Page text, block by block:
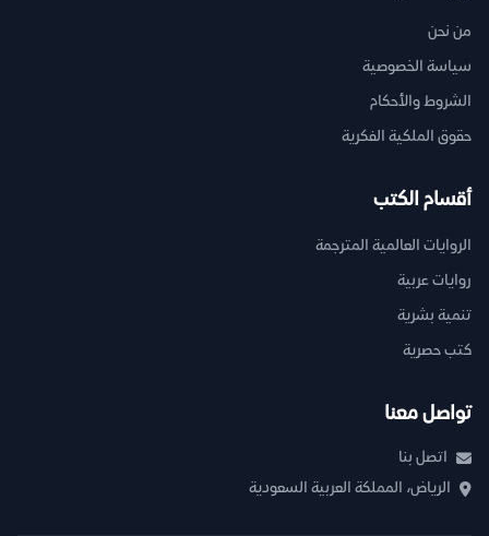
من نحن
سياسة الخصوصية
الشروط والأحكام
حقوق الملكية الفكرية
أقسام الكتب
الروايات العالمية المترجمة
روايات عربية
تنمية بشرية
كتب حصرية
تواصل معنا
اتصل بنا
الرياض، المملكة العربية السعودية